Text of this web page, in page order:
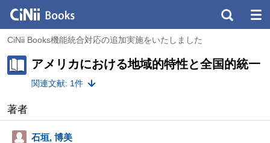
CiNii Books機能統合対応の追加実施をいたしました
アメリカにおける地域的特性と全国的統一
関連文献: 1件
著者
石垣, 博美